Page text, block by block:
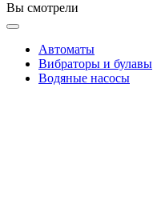
Вы смотрели
Автоматы
Вибраторы и булавы
Водяные насосы